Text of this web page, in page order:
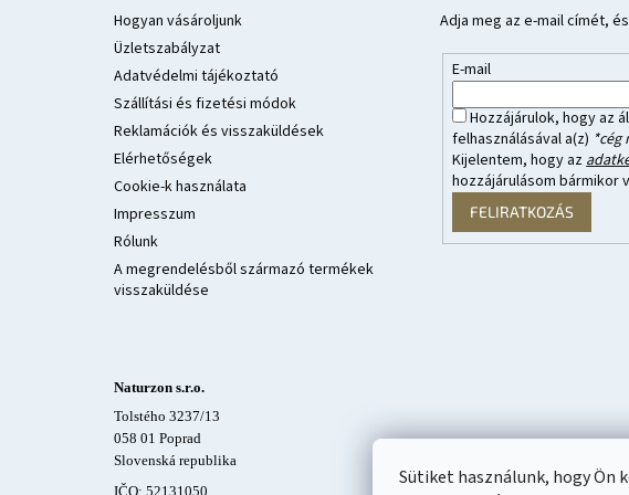
Sütiket használunk, hogy Ön
Hogyan vásároljunk
Üzletszabályzat
Adatvédelmi tájékoztató
Szállítási és fizetési módok
Reklamációk és visszaküldések
Elérhetőségek
Cookie-k használata
Impresszum
Rólunk
A megrendelésből származó termékek
visszaküldése
Adja meg az e-mail címét,
E-mail
Hozzájárulok, hogy az
felhasználásával a(z) *cég
Kijelentem, hogy az
hozzájárulásom bármikor
FELIRATKOZÁS
Naturzon s.r.o.
Tolstého 3237/13
058 01 Poprad
Slovenská republika
IČO: 52131050